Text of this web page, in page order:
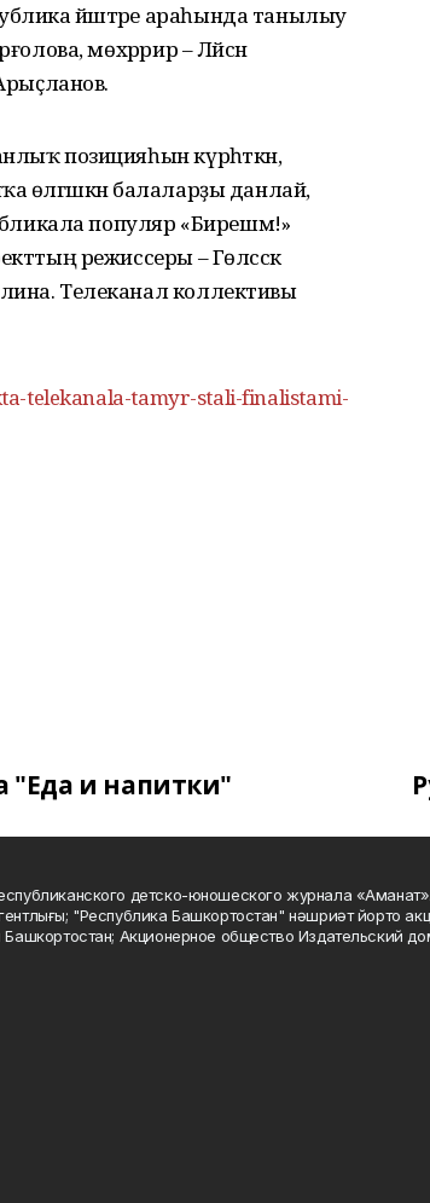
йәштәре араһында танылыу
мөхәррир – Ләйсән
позицияһын күрһәткән,
өлгәшкән балаларҙы данлай,
популяр «Бирешмә!»
режиссеры – Гөлсәсәк
Телеканал коллективы
telekanala-tamyr-stali-finalistami-
"Еда и напитки"
детско-юношеского журнала
"Республика Башкортостан" нәшриәт йорто
Акционерное общество Издательский